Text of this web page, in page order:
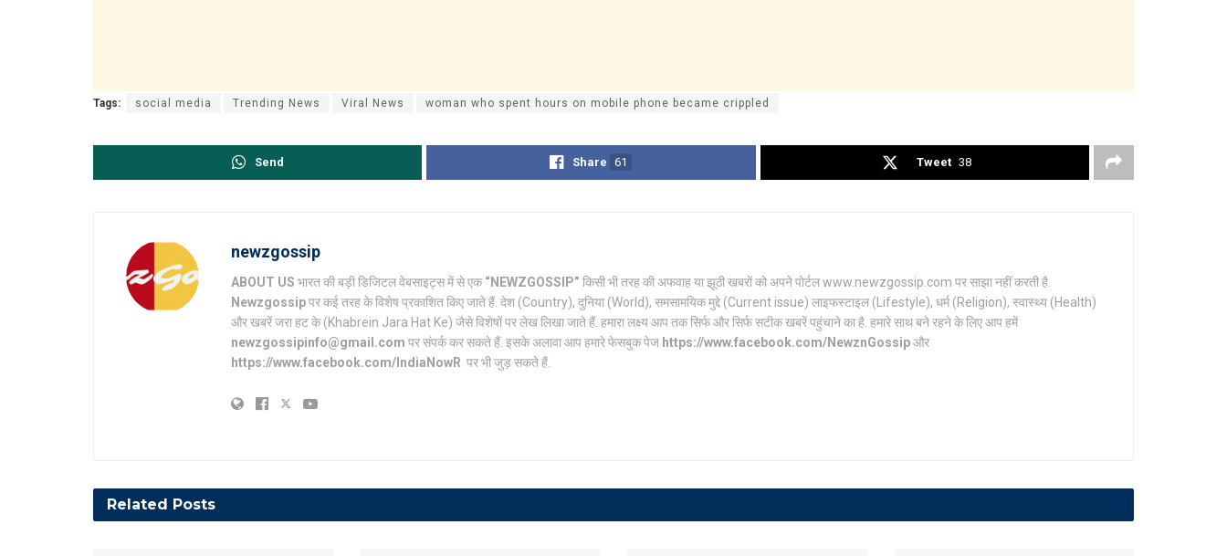
Tags: social media Trending News Viral News woman who spent hours on mobile phone became crippled
Send Share 61 Tweet 38
newzgossip
ABOUT US भारत की बड़ी डिजिटल वेबसाइट्स में से एक“NEWZGOSSIP” किसी भी तरह की अफवाह या झूठी खबरों को अपने पोर्टल www.newzgossip.com पर साझा नहीं करती है.
Newzgossipपर कई तरह के विशेष प्रकाशित किए जाते हैं. देश (Country), दुनिया (World), समसामयिक मुद्दे (Current issue) लाइफस्टाइल (Lifestyle), धर्म (Religion), स्वास्थ्य (Health)
और खबरें जरा हट के (Khabrein Jara Hat Ke) जैसे विशेषों पर लेख लिखा जाते हैं. हमारा लक्ष्य आप तक सिर्फ और सिर्फ सटीक खबरें पहुंचाने का है. हमारे साथ बने रहने के लिए आप हमें
newzgossipinfo@gmail.com पर संपर्क कर सकते हैं. इसके अलावा आप हमारे फेसबुक पेज https://www.facebook.com/NewznGossipऔर
https://www.facebook.com/IndiaNowR पर भी जुड़ सकते हैं.
Related Posts